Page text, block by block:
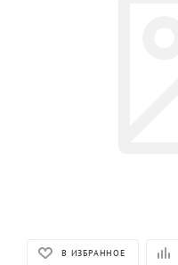
В ИЗБРАННОЕ